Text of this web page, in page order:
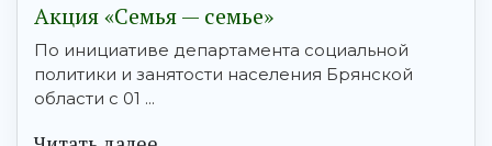
Акция «Семья — семье»
По инициативе департамента социальной
политики и занятости населения Брянской
области с 01 ...